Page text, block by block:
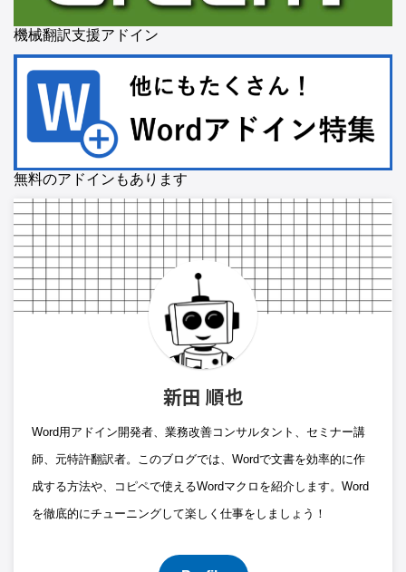
機械翻訳支援アドイン
無料のアドインもあります
新田 順也
Word用アドイン開発者、業務改善コンサルタント、セミナー講
師、元特許翻訳者。このブログでは、Wordで文書を効率的に作
成する方法や、コピペで使えるWordマクロを紹介します。Word
を徹底的にチューニングして楽しく仕事をしましょう！